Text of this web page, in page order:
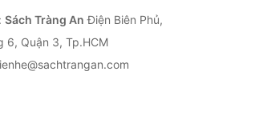
Sách Tràng An Điện Biên Phủ,
6, Quận 3, Tp.HCM